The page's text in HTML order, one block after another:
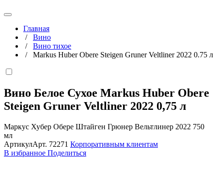
Главная
/ Вино
/ Вино тихое
/ Markus Huber Obere Steigen Gruner Veltliner 2022 0.75 л
Вино Белое Сухое Markus Huber Obere
Steigen Gruner Veltliner 2022 0,75 л
Маркус Хубер Обере Штайген Грюнер Вельтлинер 2022 750
мл
АртикулАрт. 72271 Корпоративным клиентам
В избранное Поделиться